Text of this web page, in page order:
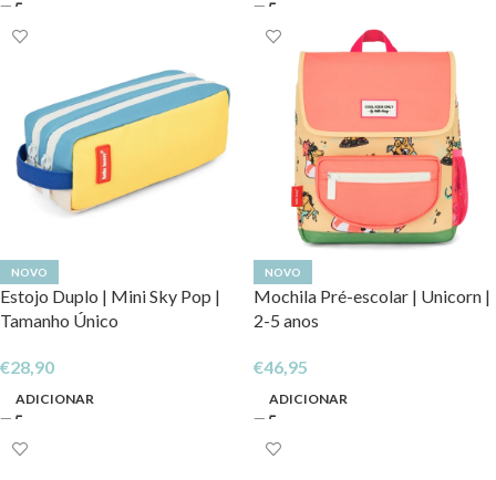
NOVO
Estojo Duplo | Mini Sky Pop |
Tamanho Único
€28,90
ADICIONAR
NOVO
Mochila Pré-escolar | Unicorn |
2-5 anos
€46,95
ADICIONAR